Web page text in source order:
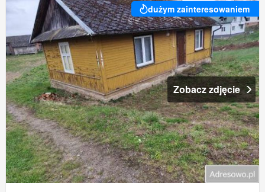
dużym zainteresowaniem
Zobacz zdjęcie